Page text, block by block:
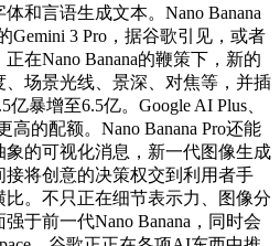
和言语生成文本。Nano Banana
Gemini 3 Pro，据谷歌引见，或者
在Nano Banana的鞭策下，新的
场景光线、景深、对焦等，并插
暴增至6.5亿。Google AI Plus、
高的配额。Nano Banana Pro还能
的可视化消息，新一代图像生成
将创意的决策权交到利用者手
。不只正在细节表示力、图像分
于前一代Nano Banana，同时会